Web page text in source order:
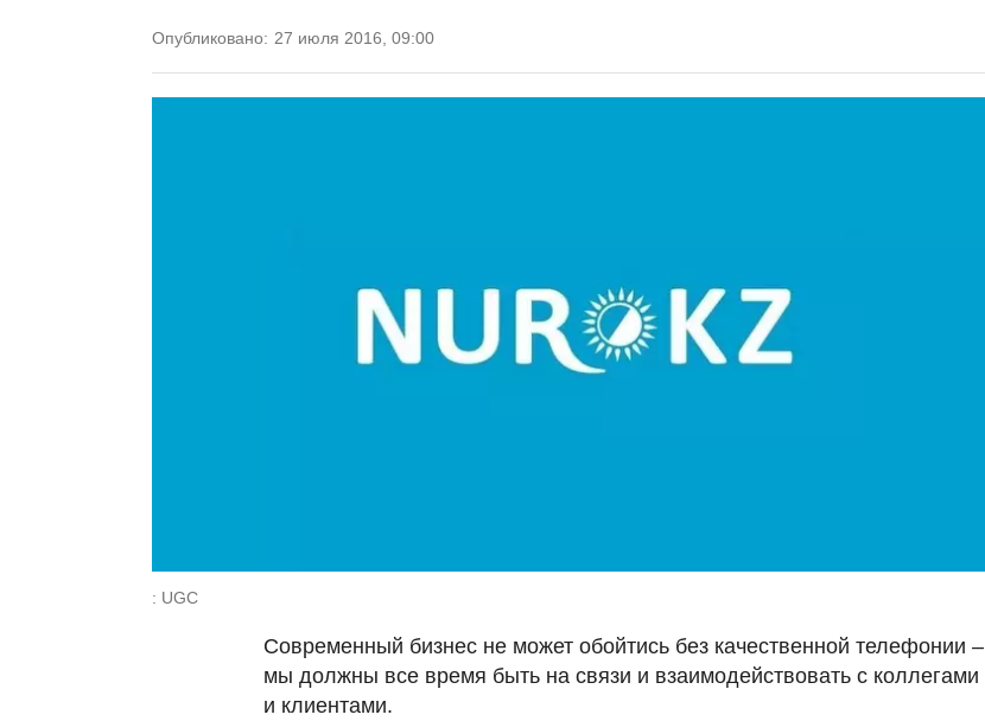
Опубликовано: 27 июля 2016, 09:00
: UGC
Современный бизнес не может обойтись без качественной телефонии –
мы должны все время быть на связи и взаимодействовать с коллегами
и клиентами.